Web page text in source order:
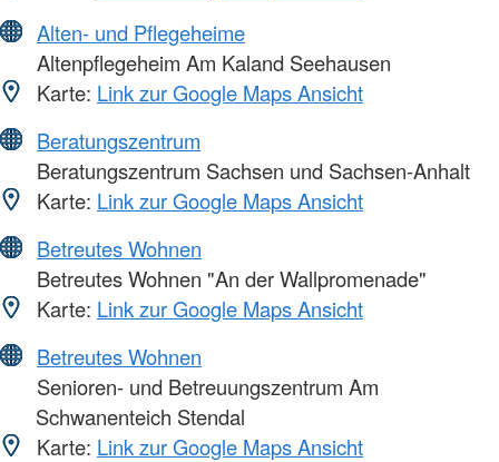
Alten- und Pflegeheime
Altenpflegeheim Am Kaland Seehausen
Karte: Link zur Google Maps Ansicht
Beratungszentrum
Beratungszentrum Sachsen und Sachsen-Anhalt
Karte: Link zur Google Maps Ansicht
Betreutes Wohnen
Betreutes Wohnen "An der Wallpromenade"
Karte: Link zur Google Maps Ansicht
Betreutes Wohnen
Senioren- und Betreuungszentrum Am
Schwanenteich Stendal
Karte: Link zur Google Maps Ansicht